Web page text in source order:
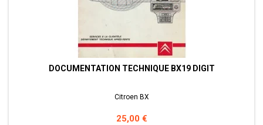
DOCUMENTATION TECHNIQUE BX19 DIGIT
Citroen BX
Prix
25,00 €